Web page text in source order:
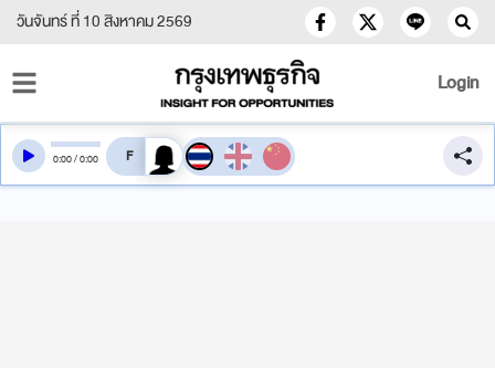
วันจันทร์ ที่ 10 สิงหาคม 2569
Login
0:00/0:00 สลับเสียงอ่าน